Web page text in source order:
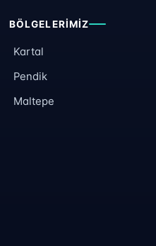
BÖLGELERIMIZ
Kartal
Pendik
Maltepe